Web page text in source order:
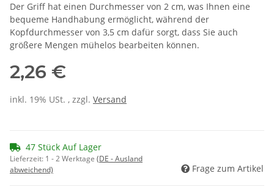
Der Griff hat einen Durchmesser von 2 cm, was Ihnen eine
bequeme Handhabung ermöglicht, während der
Kopfdurchmesser von 3,5 cm dafür sorgt, dass Sie auch
größere Mengen mühelos bearbeiten können.
2,26 €
inkl. 19% USt. , zzgl. Versand
47 Stück Auf Lager
Lieferzeit: 1 - 2 Werktage (DE - Ausland
abweichend)
Frage zum Artikel